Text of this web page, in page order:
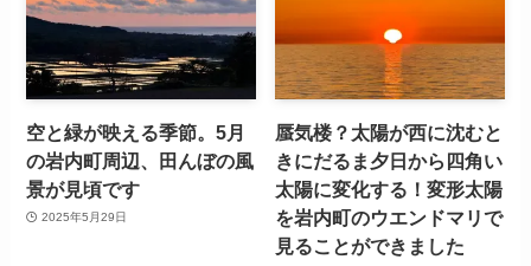
空と緑が映える季節。5月
の岩内町周辺、田んぼの風
景が見頃です
2025年5月29日
蜃気楼？太陽が西に沈むと
きにだるま夕日から四角い
太陽に変化する！変形太陽
を岩内町のウエンドマリで
見ることができました